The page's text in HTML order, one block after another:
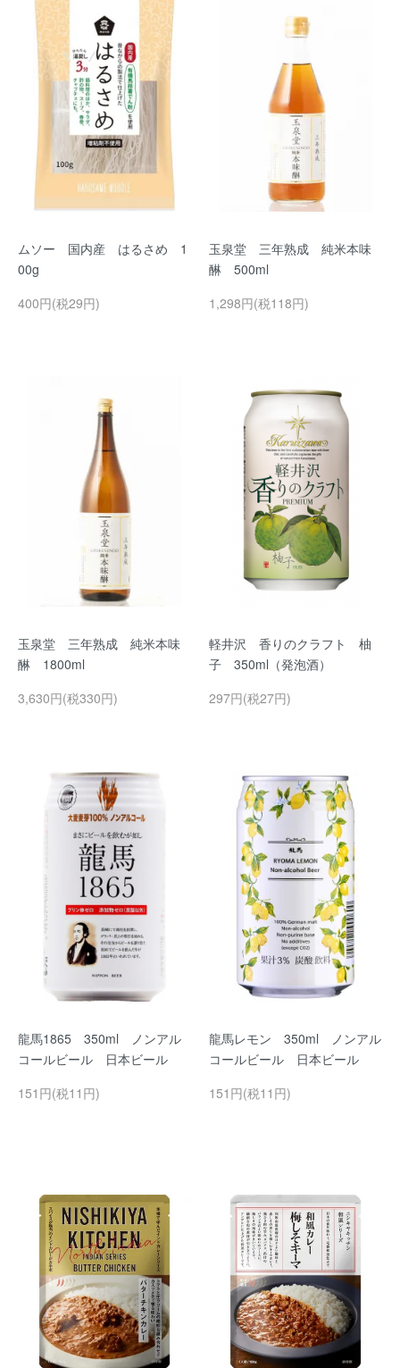
ムソー 国内産 はるさめ 1
00g
400円(税29円)
玉泉堂 三年熟成 純米本味
醂 500ml
1,298円(税118円)
玉泉堂 三年熟成 純米本味
醂 1800ml
3,630円(税330円)
軽井沢 香りのクラフト 柚
子 350ml（発泡酒）
297円(税27円)
龍馬1865 350ml ノンアル
コールビール 日本ビール
151円(税11円)
龍馬レモン 350ml ノンアル
コールビール 日本ビール
151円(税11円)